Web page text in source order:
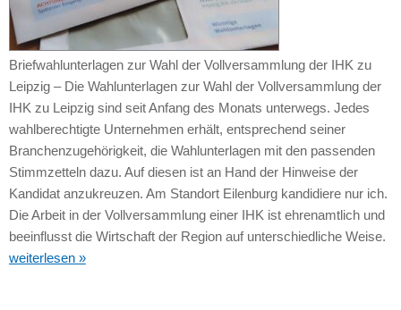
Briefwahlunterlagen zur Wahl der Vollversammlung der IHK zu
Leipzig – Die Wahlunterlagen zur Wahl der Vollversammlung der
IHK zu Leipzig sind seit Anfang des Monats unterwegs. Jedes
wahlberechtigte Unternehmen erhält, entsprechend seiner
Branchenzugehörigkeit, die Wahlunterlagen mit den passenden
Stimmzetteln dazu. Auf diesen ist an Hand der Hinweise der
Kandidat anzukreuzen. Am Standort Eilenburg kandidiere nur ich.
Die Arbeit in der Vollversammlung einer IHK ist ehrenamtlich und
beeinflusst die Wirtschaft der Region auf unterschiedliche Weise.
weiterlesen »